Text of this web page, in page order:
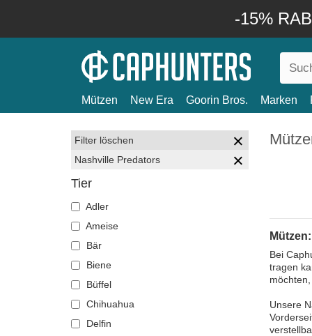
-15%
Mützen New Era Goorin Bros. Marken
Filter löschen
Nashville Predators
Tier
Adler
Ameise
Bär
Biene
Büffel
Chihuahua
Delfin
Bei
tragen
Unsere